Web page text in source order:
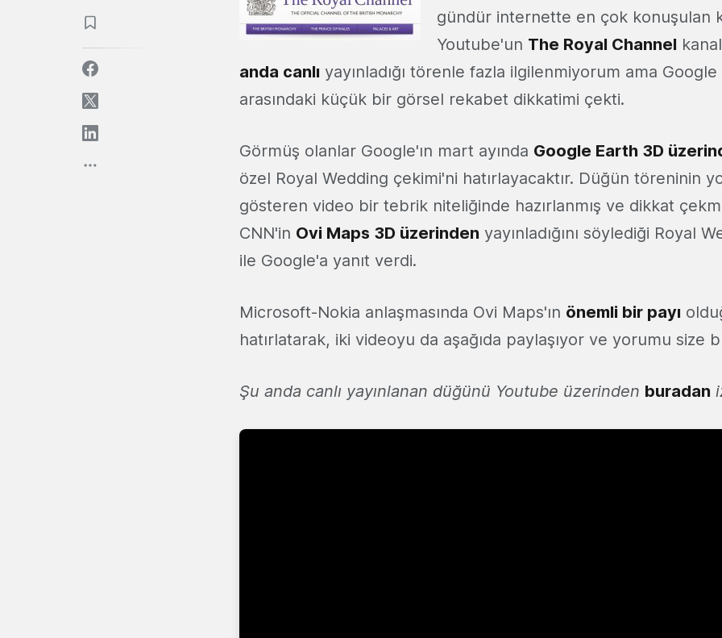
gündür internette en çok konuşulan
Youtube'un The Royal Channel
anda canlı yayınladığı törenle fazla ilgilenmiyorum ama
arasındaki küçük bir görsel rekabet dikkatimi çekti.
Görmüş olanlar Google'ın mart ayında Google Earth 3D
özel Royal Wedding çekimi'ni hatırlayacaktır. Düğün töreninin
gösteren video bir tebrik niteliğinde hazırlanmış ve dikkat
CNN'in Ovi Maps 3D üzerinden yayınladığını söylediği Royal
ile Google'a yanıt verdi.
Microsoft-Nokia anlaşmasında Ovi Maps'ın önemli bir payı
hatırlatarak, iki videoyu da aşağıda paylaşıyor ve yorumu size
Şu anda canlı yayınlanan düğünü Youtube üzerinden buradan